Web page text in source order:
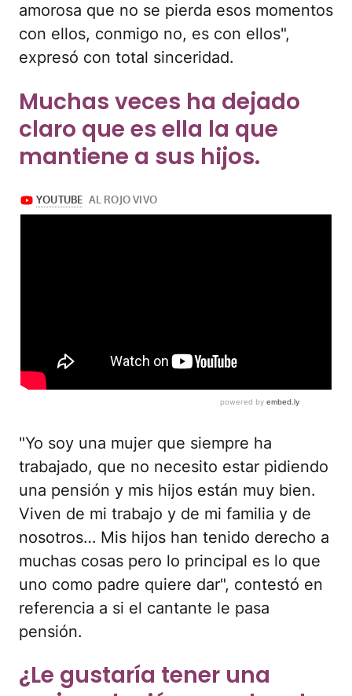
amorosa que no se pierda esos momentos
con ellos, conmigo no, es con ellos",
expresó con total sinceridad.
Muchas veces ha dejado
claro que es ella la que
mantiene a sus hijos.
"Yo soy una mujer que siempre ha
trabajado, que no necesito estar pidiendo
una pensión y mis hijos están muy bien.
Viven de mi trabajo y de mi familia y de
nosotros… Mis hijos han tenido derecho a
muchas cosas pero lo principal es lo que
uno como padre quiere dar", contestó en
referencia a si el cantante le pasa
pensión.
¿Le gustaría tener una